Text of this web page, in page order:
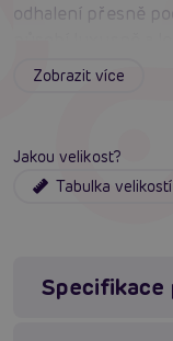
odhalení přesně
a 5 % elastanu
detail vyjadřuje
Pružnost
Ohebnost
:
Zobrazit více
Jakou velikost?
Tabulka velikostí
Specifikace